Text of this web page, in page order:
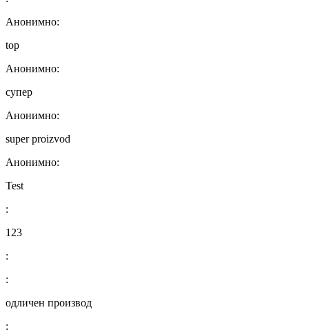
Анонимно:
top
Анонимно:
супер
Анонимно:
super proizvod
Анонимно:
Test
:
123
:
:
одличен производ
: